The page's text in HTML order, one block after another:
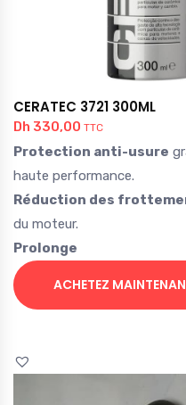
CERATEC 3721 300ML
Dh 330,00 TTC
Protection anti-usure
haute performance.
Réduction des
du moteur.
Prolonge
ACHETEZ